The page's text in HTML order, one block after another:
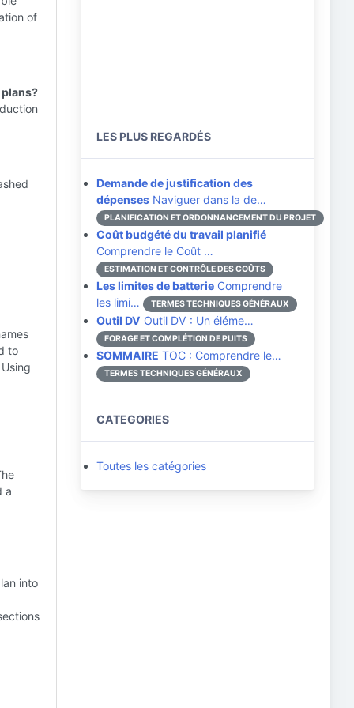
of
to
a
into
LES PLUS REGARDÉS
Demande de justification des
dépenses Naviguer dans la de…
PLANIFICATION ET ORDONNANCEMENT DU PROJET
Coût budgété du travail planifié
Comprendre le Coût …
ESTIMATION ET CONTRÔLE DES COÛTS
Les limites de batterie Comprendre
les limi…
TERMES TECHNIQUES GÉNÉRAUX
Outil DV Outil DV : Un éléme…
FORAGE ET COMPLÉTION DE PUITS
SOMMAIRE TOC : Comprendre le…
TERMES TECHNIQUES GÉNÉRAUX
CATEGORIES
Toutes les catégories